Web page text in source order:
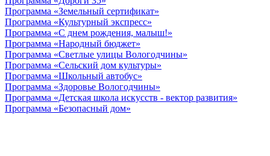
Программа «Земельный сертификат»
Программа «Культурный экспресс»
Программа «С днем рождения, малыш!»
Программа «Народный бюджет»
Программа «Светлые улицы Вологодчины»
Программа «Сельский дом культуры»
Программа «Школьный автобус»
Программа «Здоровье Вологодчины»
Программа «Детская школа искусств - вектор развития»
Программа «Безопасный дом»